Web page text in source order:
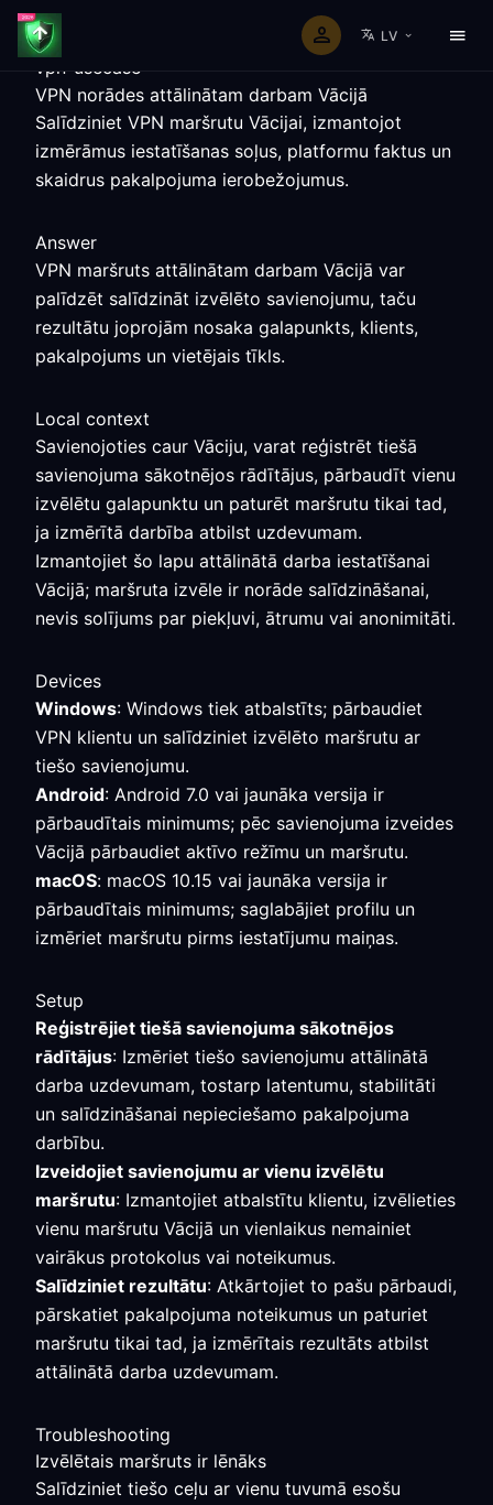
LV
vpn-usecase
VPN norādes attālinātam darbam Vācijā
Salīdziniet VPN maršrutu Vācijai, izmantojot
izmērāmus iestatīšanas soļus, platformu faktus un
skaidrus pakalpojuma ierobežojumus.
Answer
VPN maršruts attālinātam darbam Vācijā var
palīdzēt salīdzināt izvēlēto savienojumu, taču
rezultātu joprojām nosaka galapunkts, klients,
pakalpojums un vietējais tīkls.
Local context
Savienojoties caur Vāciju, varat reģistrēt tiešā
savienojuma sākotnējos rādītājus, pārbaudīt vienu
izvēlētu galapunktu un paturēt maršrutu tikai tad,
ja izmērītā darbība atbilst uzdevumam.
Izmantojiet šo lapu attālinātā darba iestatīšanai
Vācijā; maršruta izvēle ir norāde salīdzināšanai,
nevis solījums par piekļuvi, ātrumu vai anonimitāti.
Devices
Windows: Windows tiek atbalstīts; pārbaudiet
VPN klientu un salīdziniet izvēlēto maršrutu ar
tiešo savienojumu.
Android: Android 7.0 vai jaunāka versija ir
pārbaudītais minimums; pēc savienojuma izveides
Vācijā pārbaudiet aktīvo režīmu un maršrutu.
macOS: macOS 10.15 vai jaunāka versija ir
pārbaudītais minimums; saglabājiet profilu un
izmēriet maršrutu pirms iestatījumu maiņas.
Setup
Reģistrējiet tiešā savienojuma sākotnējos
rādītājus: Izmēriet tiešo savienojumu attālinātā
darba uzdevumam, tostarp latentumu, stabilitāti
un salīdzināšanai nepieciešamo pakalpojuma
darbību.
Izveidojiet savienojumu ar vienu izvēlētu
maršrutu: Izmantojiet atbalstītu klientu, izvēlieties
vienu maršrutu Vācijā un vienlaikus nemainiet
vairākus protokolus vai noteikumus.
Salīdziniet rezultātu: Atkārtojiet to pašu pārbaudi,
pārskatiet pakalpojuma noteikumus un paturiet
maršrutu tikai tad, ja izmērītais rezultāts atbilst
attālinātā darba uzdevumam.
Troubleshooting
Izvēlētais maršruts ir lēnāks
Salīdziniet tiešo ceļu ar vienu tuvumā esošu